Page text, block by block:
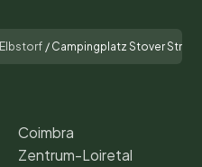
Elbstorf / Campingplatz Stover
Coimbra
Zentrum-Loiretal